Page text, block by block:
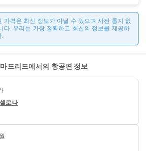
가격은 최신 정보가 아닐 수 있으며 사전 통지 없
다. 우리는 가장 정확하고 최신의 정보를 제공하
.
드리드에서의 항공편 정보
로나